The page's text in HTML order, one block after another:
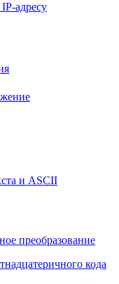
адресу
и ASCII
преобразование
кода